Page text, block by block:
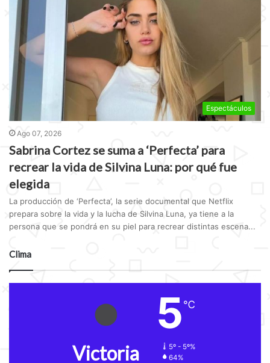
Espectáculos
Ago 07, 2026
Sabrina Cortez se suma a ‘Perfecta’ para
recrear la vida de Silvina Luna: por qué fue
elegida
La producción de ‘Perfecta’, la serie documental que Netflix
prepara sobre la vida y la lucha de Silvina Luna, ya tiene a la
persona que se pondrá en su piel para recrear distintas escena...
Clima
Victoria
5 ℃
5º - 5º%
64%